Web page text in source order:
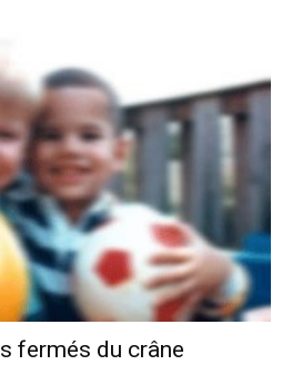
fermés du crâne